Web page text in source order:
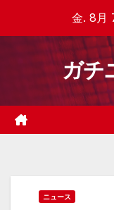
金. 8月
ガチ
ニュース